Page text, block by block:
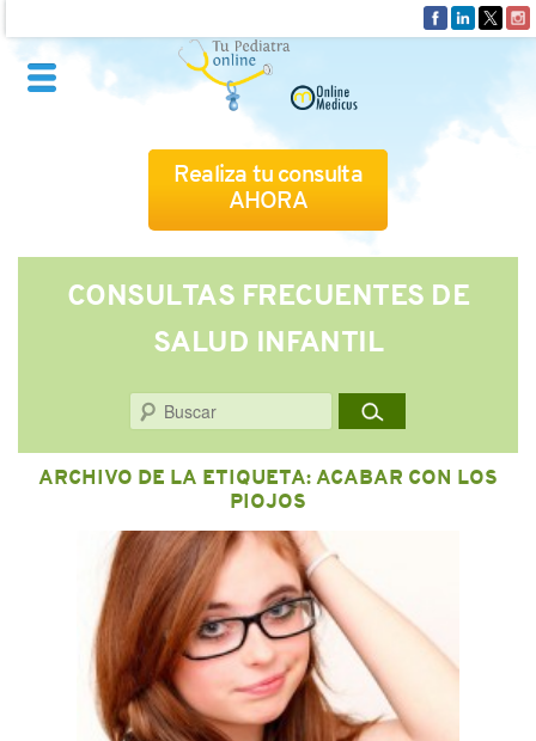
Realiza tu consulta
AHORA
QUIÉNES SOMOS
CÓMO FUNCIONA
CUADRO MÉDICO
CONSULTAS FRECUENTES
CONTACTO
CONSULTAS FRECUENTES DE
SALUD INFANTIL
ARCHIVO DE LA ETIQUETA:ACABAR CON LOS
PIOJOS